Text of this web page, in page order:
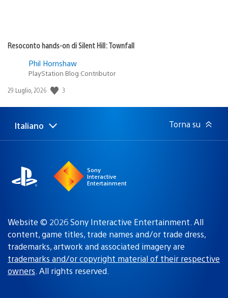
Resoconto hands-on di Silent Hill: Townfall
Phil Hornshaw
PlayStation Blog Contributor
Data
pubblicazione:
29 Luglio, 2026 3
Seleziona
una
Regione
attuale:
Italiano Torna su
Sony
Interactive
Entertainment
Website © 2026 Sony Interactive Entertainment. All
content, game titles, trade names and/or trade dress,
trademarks, artwork and associated imagery are
trademarks and/or copyright material of their respective
owners. All rights reserved.